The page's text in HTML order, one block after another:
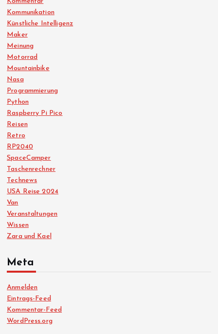
Kommunikation
Künstliche Intelligenz
Maker
Meinung
Motorrad
Mountainbike
Nasa
Programmierung
Python
Raspberry Pi Pico
Reisen
Retro
RP2040
SpaceCamper
Taschenrechner
Technews
USA Reise 2024
Van
Veranstaltungen
Wissen
Zara und Kael
Meta
Anmelden
Eintrags-Feed
Kommentar-Feed
WordPress.org